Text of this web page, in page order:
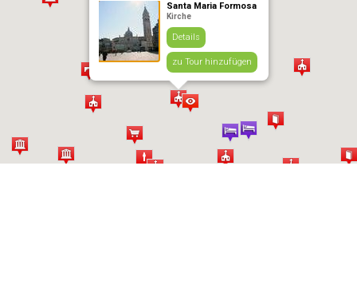
Santa Maria Formosa
Kirche
Details
zu Tour hinzufügen